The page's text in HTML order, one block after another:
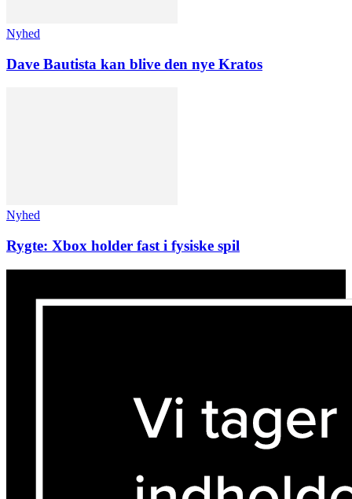
Nyhed
Dave Bautista kan blive den nye Kratos
Nyhed
Rygte: Xbox holder fast i fysiske spil